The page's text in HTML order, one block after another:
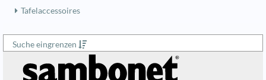
Tafelaccessoires
Suche eingrenzen